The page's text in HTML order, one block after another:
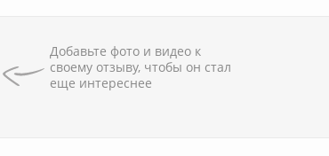
Добавьте фото и видео к
своему отзыву, чтобы он стал
еще интереснее